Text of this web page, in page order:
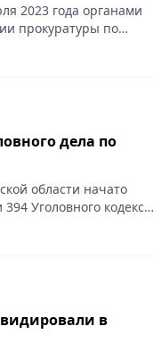
2023 года органами
прокуратуры по
акима города г.
дела по
области начато
Уголовного кодекса
в